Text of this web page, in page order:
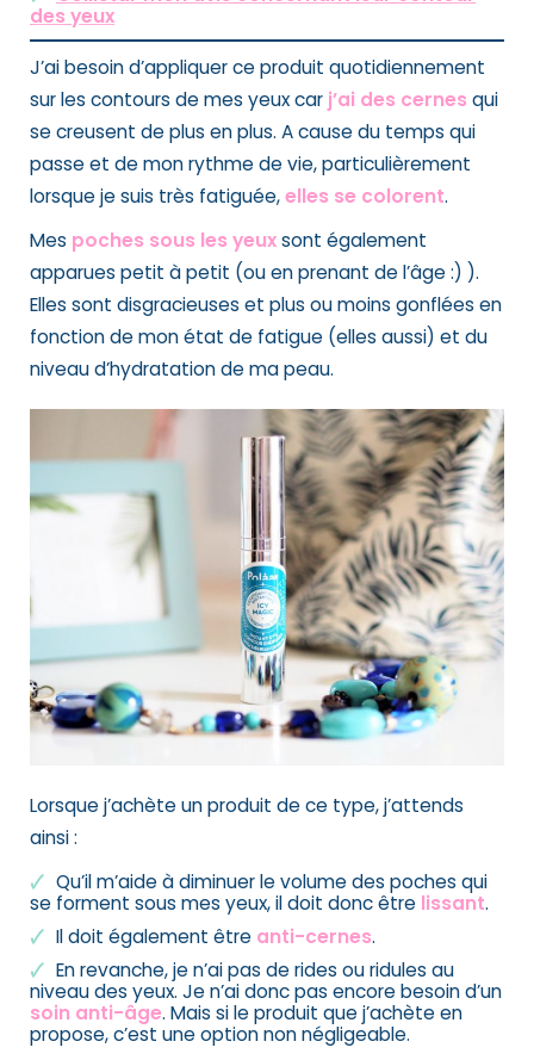
des yeux
J’ai besoin d’appliquer ce produit quotidiennement
sur les contours de mes yeux car j’ai des cernes qui
se creusent de plus en plus. A cause du temps qui
passe et de mon rythme de vie, particulièrement
lorsque je suis très fatiguée,elles se colorent.
Mes poches sous les yeuxsont également
apparues petit à petit (ou en prenant de l’âge :) ).
Elles sont disgracieuses et plus ou moins gonflées en
fonction de mon état de fatigue (elles aussi) et du
niveau d’hydratation de ma peau.
Lorsque j’achète un produit de ce type, j’attends
ainsi :
Qu’il m’aide à diminuer le volume des poches qui
se forment sous mes yeux, il doit donc être lissant.
Il doit également être anti-cernes.
En revanche, je n’ai pas de rides ou ridules au
niveau des yeux. Je n’ai donc pas encore besoin d’un
soin anti-âge. Mais si le produit que j’achète en
propose, c’est une option non négligeable.